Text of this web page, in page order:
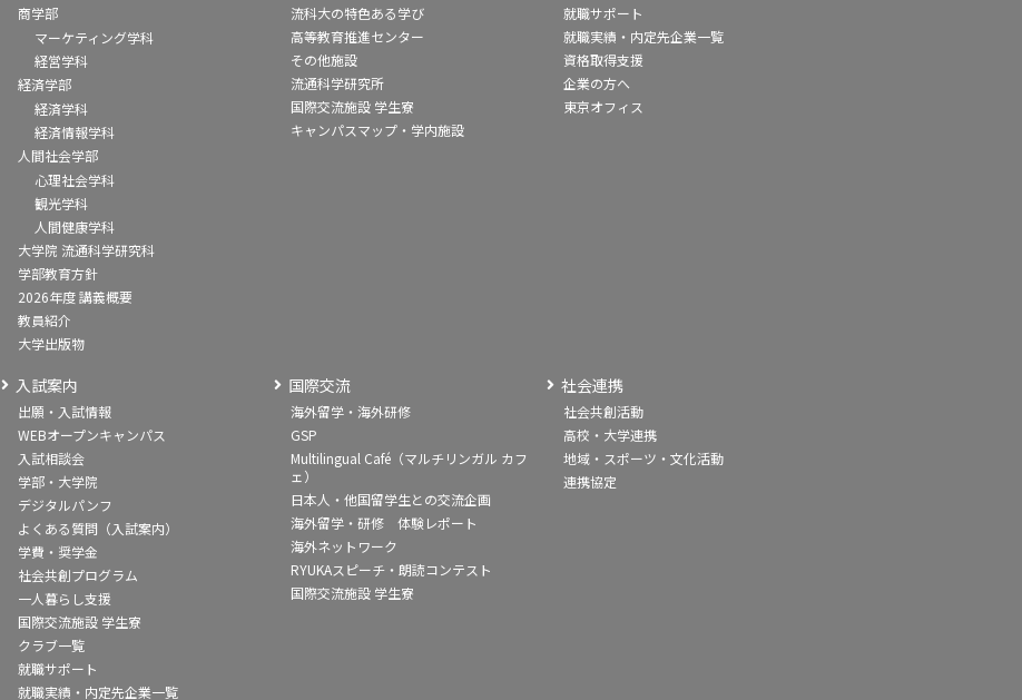
商学部
マーケティング学科
経営学科
経済学部
経済学科
経済情報学科
人間社会学部
心理社会学科
観光学科
人間健康学科
大学院 流通科学研究科
学部教育方針
2026年度 講義概要
教員紹介
大学出版物
流科大の特色ある学び
高等教育推進センター
その他施設
流通科学研究所
国際交流施設 学生寮
キャンパスマップ・学内施設
就職サポート
就職実績・内定先企業一覧
資格取得支援
企業の方へ
東京オフィス
入試案内
出願・入試情報
WEBオープンキャンパス
入試相談会
学部・大学院
デジタルパンフ
よくある質問（入試案内）
学費・奨学金
社会共創プログラム
一人暮らし支援
国際交流施設 学生寮
クラブ一覧
就職サポート
就職実績・内定先企業一覧
国際交流
海外留学・海外研修
GSP
Multilingual Café（マルチリンガル カフ
ェ）
日本人・他国留学生との交流企画
海外留学・研修 体験レポート
海外ネットワーク
RYUKAスピーチ・朗読コンテスト
国際交流施設 学生寮
社会連携
社会共創活動
高校・大学連携
地域・スポーツ・文化活動
連携協定